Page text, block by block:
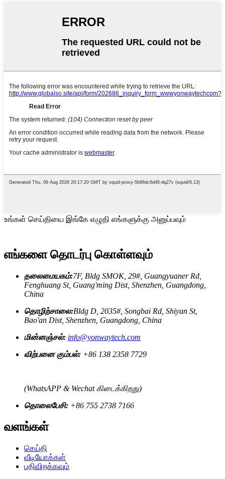
உங்கள் செய்தியை இங்கே எழுதி எங்களுக்கு அனுப்பவும்
எங்களை தொடர்பு கொள்ளவும்
தலைமையகம்:7F, Bldg SMOK, 29#, Guangyuaner Rd,
Fenghuang St, Guang'ming Dist, Shenzhen, Guangdong,
China
தொழிற்சாலை:Bldg D, 2035#, Songbai Rd, Shiyan St,
Bao'an Dist, Shenzhen, Guangdong, China
மின்னஞ்சல்: info@yonwaytech.com
விற்பனை கும்பல்: +86 138 2358 7729
(WhatsAPP & Wechat கிடைக்கிறது)
தொலைபேசி: +86 755 2738 7166
வளங்கள்
செய்தி
வீடியோக்கள்
பதிவிறக்கவும்